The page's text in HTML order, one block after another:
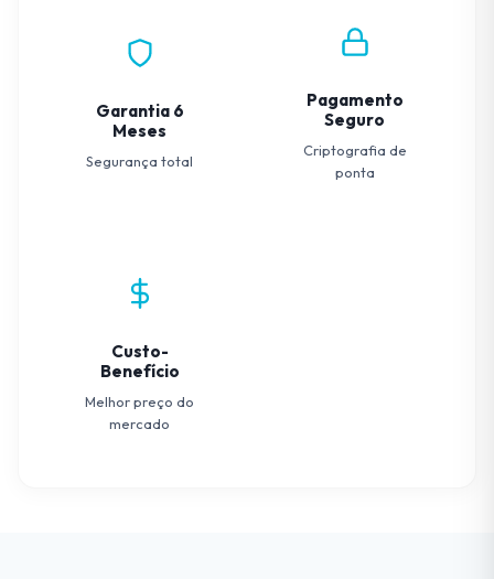
Garantia 6
Meses
Segurança total
Pagamento
Seguro
Criptografia de
ponta
Custo-
Benefício
Melhor preço do
mercado